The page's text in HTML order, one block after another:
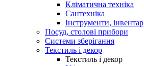
Кліматична техніка
Сантехніка
Інструменти, інвентар
Посуд, столові прибори
Системи зберігання
Текстиль і декор
Текстиль і декор